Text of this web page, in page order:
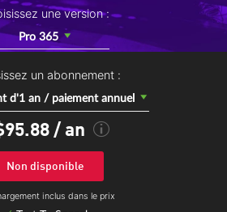
une version :
Pro 365
un abonnement :
d'1 an / paiement annuel
/ an
Non disponible
inclus dans le prix